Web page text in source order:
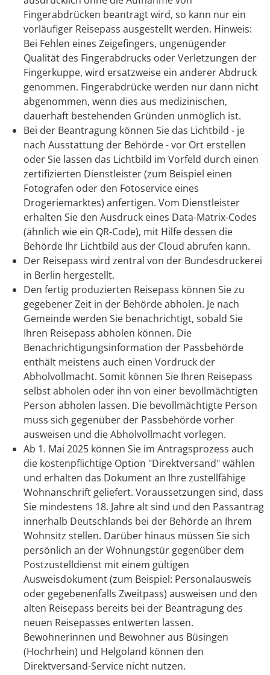
Fingerabdrücken beantragt wird, so kann nur ein
vorläufiger Reisepass ausgestellt werden. Hinweis:
Bei Fehlen eines Zeigefingers, ungenügender
Qualität des Fingerabdrucks oder Verletzungen der
Fingerkuppe, wird ersatzweise ein anderer Abdruck
genommen. Fingerabdrücke werden nur dann nicht
abgenommen, wenn dies aus medizinischen,
dauerhaft bestehenden Gründen unmöglich ist.
Bei der Beantragung können Sie das Lichtbild - je
nach Ausstattung der Behörde - vor Ort erstellen
oder Sie lassen das Lichtbild im Vorfeld durch einen
zertifizierten Dienstleister (zum Beispiel einen
Fotografen oder den Fotoservice eines
Drogeriemarktes) anfertigen. Vom Dienstleister
erhalten Sie den Ausdruck eines Data-Matrix-Codes
(ähnlich wie ein QR-Code), mit Hilfe dessen die
Behörde Ihr Lichtbild aus der Cloud abrufen kann.
Der Reisepass wird zentral von der Bundesdruckerei
in Berlin hergestellt.
Den fertig produzierten Reisepass können Sie zu
gegebener Zeit in der Behörde abholen. Je nach
Gemeinde werden Sie benachrichtigt, sobald Sie
Ihren Reisepass abholen können. Die
Benachrichtigungsinformation der Passbehörde
enthält meistens auch einen Vordruck der
Abholvollmacht. Somit können Sie Ihren Reisepass
selbst abholen oder ihn von einer bevollmächtigten
Person abholen lassen. Die bevollmächtigte Person
muss sich gegenüber der Passbehörde vorher
ausweisen und die Abholvollmacht vorlegen.
Ab 1. Mai 2025 können Sie im Antragsprozess auch
die kostenpflichtige Option "Direktversand" wählen
und erhalten das Dokument an Ihre zustellfähige
Wohnanschrift geliefert. Voraussetzungen sind, dass
Sie mindestens 18. Jahre alt sind und den Passantrag
innerhalb Deutschlands bei der Behörde an Ihrem
Wohnsitz stellen. Darüber hinaus müssen Sie sich
persönlich an der Wohnungstür gegenüber dem
Postzustelldienst mit einem gültigen
Ausweisdokument (zum Beispiel: Personalausweis
oder gegebenenfalls Zweitpass) ausweisen und den
alten Reisepass bereits bei der Beantragung des
neuen Reisepasses entwerten lassen.
Bewohnerinnen und Bewohner aus Büsingen
(Hochrhein) und Helgoland können den
Direktversand-Service nicht nutzen.